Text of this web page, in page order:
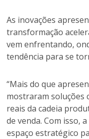
As inovações
transformação
vem enfrentando,
tendência para se
“Mais do que
mostraram soluções
reais da cadeia
de venda. Com isso,
espaço estratégico